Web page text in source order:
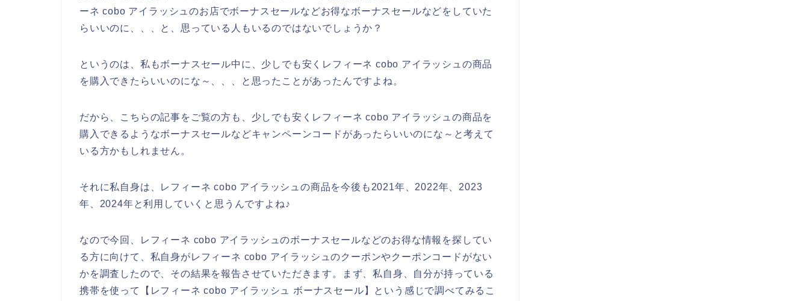
ーネ cobo アイラッシュのお店でボーナスセールなどお得なボーナスセールなどをしていた
らいいのに、、、と、思っている人もいるのではないでしょうか？
というのは、私もボーナスセール中に、少しでも安くレフィーネ cobo アイラッシュの商品
を購入できたらいいのにな～、、、と思ったことがあったんですよね。
だから、こちらの記事をご覧の方も、少しでも安くレフィーネ cobo アイラッシュの商品を
購入できるようなボーナスセールなどキャンペーンコードがあったらいいのにな～と考えて
いる方かもしれません。
それに私自身は、レフィーネ cobo アイラッシュの商品を今後も2021年、2022年、2023
年、2024年と利用していくと思うんですよね♪
なので今回、レフィーネ cobo アイラッシュのボーナスセールなどのお得な情報を探してい
る方に向けて、私自身がレフィーネ cobo アイラッシュのクーポンやクーポンコードがない
かを調査したので、その結果を報告させていただきます。まず、私自身、自分が持っている
携帯を使って【レフィーネ cobo アイラッシュ ボーナスセール】という感じで調べてみるこ